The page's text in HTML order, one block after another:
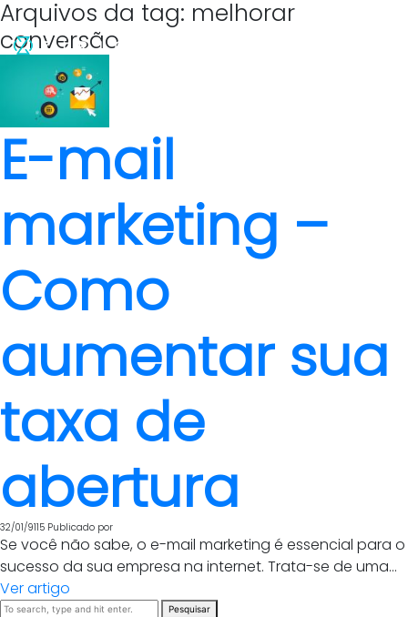
Arquivos da tag: melhorar
conversão
E-mail
marketing –
Como
aumentar sua
taxa de
abertura
32/01/9115 Publicado por
Se você não sabe, o e-mail marketing é essencial para o
sucesso da sua empresa na internet. Trata-se de uma...
Ver artigo
Pesquisar